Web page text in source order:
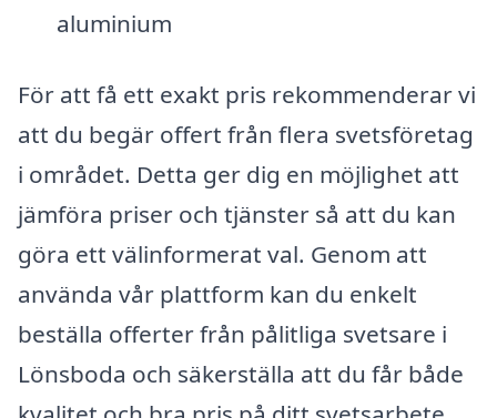
aluminium
För att få ett exakt pris rekommenderar vi
att du begär offert från flera svetsföretag
i området. Detta ger dig en möjlighet att
jämföra priser och tjänster så att du kan
göra ett välinformerat val. Genom att
använda vår plattform kan du enkelt
beställa offerter från pålitliga svetsare i
Lönsboda och säkerställa att du får både